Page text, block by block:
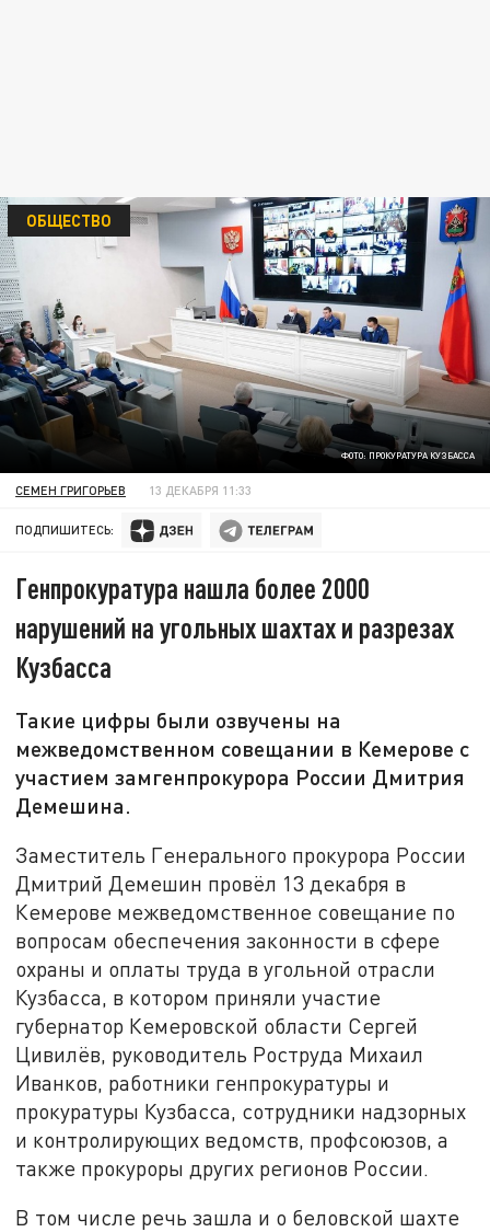
ФОТО: ПРОКУРАТУРА КУЗБАССА
ОБЩЕСТВО
СЕМЕН ГРИГОРЬЕВ 13 ДЕКАБРЯ 11:33
ПОДПИШИТЕСЬ:
Генпрокуратура нашла более 2000
нарушений на угольных шахтах и разрезах
Кузбасса
Такие цифры были озвучены на
межведомственном совещании в Кемерове с
участием замгенпрокурора России Дмитрия
Демешина.
Заместитель Генерального прокурора России
Дмитрий Демешин провёл 13 декабря в
Кемерове межведомственное совещание по
вопросам обеспечения законности в сфере
охраны и оплаты труда в угольной отрасли
Кузбасса, в котором приняли участие
губернатор Кемеровской области Сергей
Цивилёв, руководитель Роструда Михаил
Иванков, работники генпрокуратуры и
прокуратуры Кузбасса, сотрудники надзорных
и контролирующих ведомств, профсоюзов, а
также прокуроры других регионов России.
В том числе речь зашла и о беловской шахте